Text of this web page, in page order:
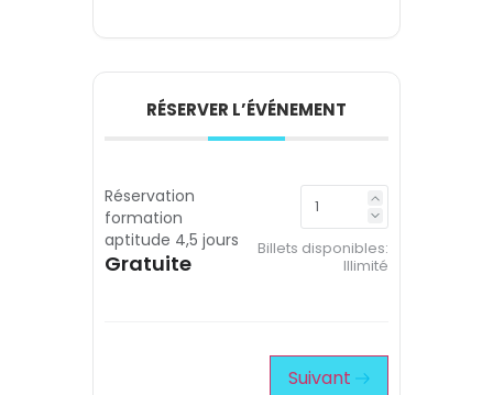
RÉSERVER L’ÉVÉNEMENT
Réservation
formation
aptitude 4,5 jours
Gratuite
Billets disponibles:
Illimité
Suivant